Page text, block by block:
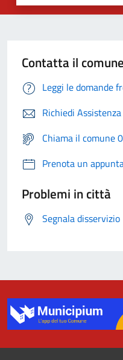
Contatta il comune
Leggi le domande
Richiedi Assistenza
Chiama il comune
Prenota un
Problemi in città
Segnala disservizio